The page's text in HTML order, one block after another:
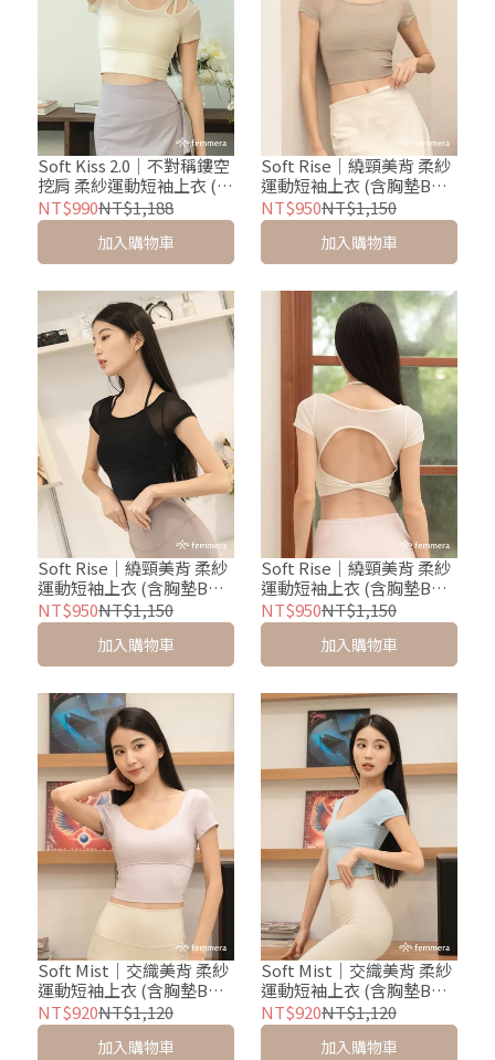
Soft Kiss 2.0｜不對稱鏤空
挖肩 柔紗運動短袖上衣 (含
胸墊BRA TEE) - 柔光白
NT$990NT$1,188
加入購物車
Soft Rise｜繞頸美背 柔紗
運動短袖上衣 (含胸墊BRA
TEE) - 蜜香裸杏
NT$950NT$1,150
加入購物車
Soft Rise｜繞頸美背 柔紗
運動短袖上衣 (含胸墊BRA
TEE) - 顯瘦黑
NT$950NT$1,150
加入購物車
Soft Rise｜繞頸美背 柔紗
運動短袖上衣 (含胸墊BRA
TEE) - 奶霜白
NT$950NT$1,150
加入購物車
Soft Mist｜交織美背 柔紗
運動短袖上衣 (含胸墊BRA
TEE) - 柔粉紫
NT$920NT$1,120
加入購物車
Soft Mist｜交織美背 柔紗
運動短袖上衣 (含胸墊BRA
TEE) - 冰川藍
NT$920NT$1,120
加入購物車